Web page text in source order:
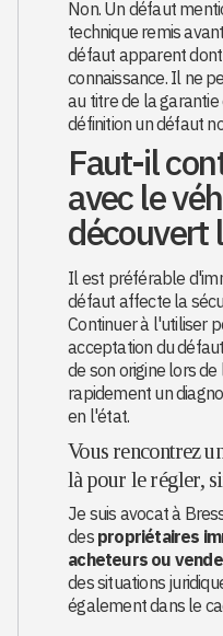
Non. Un défaut
technique remis
défaut apparent
connaissance. Il ne
au titre de la garantie
définition un défaut
Faut-il
avec le
découvert
Il est préférable
défaut affecte la
Continuer à l'utiliser
acceptation du
de son origine lors
rapidement un
en l'état.
Vous rencontrez
là pour le régler,
Je suis avocat à
des propriétaires
acheteurs ou
des situations
également dans le